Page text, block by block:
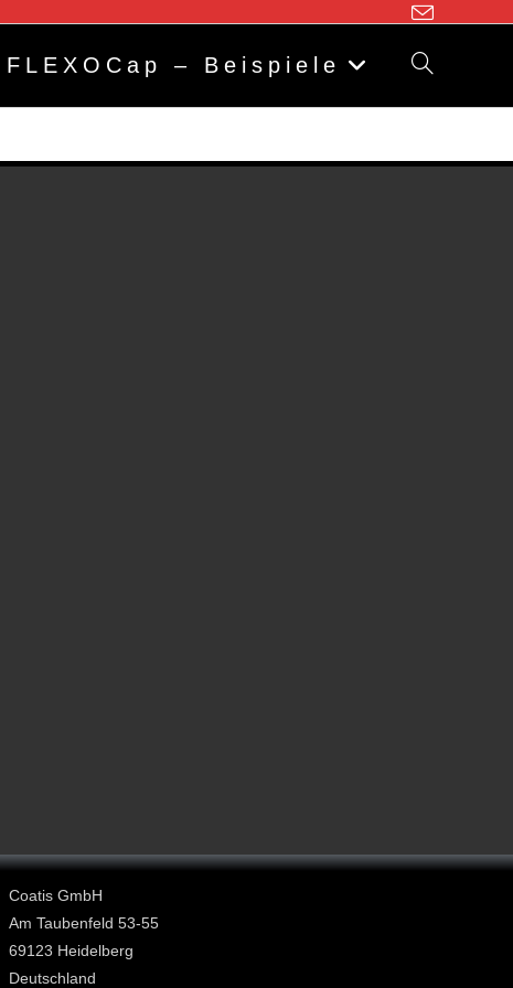
FLEXOCap – Beispiele
Coatis GmbH
Am Taubenfeld 53-55
69123 Heidelberg
Deutschland